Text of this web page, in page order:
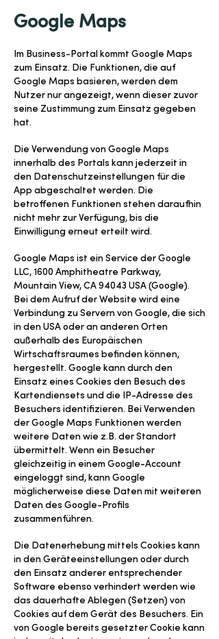
Google Maps
Im Business-Portal kommt Google Maps
zum Einsatz. Die Funktionen, die auf
Google Maps basieren, werden dem
Nutzer nur angezeigt, wenn dieser zuvor
seine Zustimmung zum Einsatz gegeben
hat.
Die Verwendung von Google Maps
innerhalb des Portals kann jederzeit in
den Datenschutzeinstellungen für die
App abgeschaltet werden. Die
betroffenen Funktionen stehen daraufhin
nicht mehr zur Verfügung, bis die
Einwilligung erneut erteilt wird.
Google Maps ist ein Service der Google
LLC, 1600 Amphitheatre Parkway,
Mountain View, CA 94043 USA (Google).
Bei dem Aufruf der Website wird eine
Verbindung zu Servern von Google, die sich
in den USA oder an anderen Orten
außerhalb des Europäischen
Wirtschaftsraumes befinden können,
hergestellt. Google kann durch den
Einsatz eines Cookies den Besuch des
Kartendiensets und die IP-Adresse des
Besuchers identifizieren. Bei Verwenden
der Google Maps Funktionen werden
weitere Daten wie z.B. der Standort
übermittelt. Wenn ein Besucher
gleichzeitig in einem Google-Account
eingeloggt sind, kann Google
möglicherweise diese Daten mit weiteren
Daten des Google-Profils
zusammenführen.
Die Datenerhebung mittels Cookies kann
in den Geräteeinstellungen oder durch
den Einsatz anderer entsprechender
Software ebenso verhindert werden wie
das dauerhafte Ablegen (Setzen) von
Cookies auf dem Gerät des Besuchers. Ein
von Google bereits gesetzter Cookie kann